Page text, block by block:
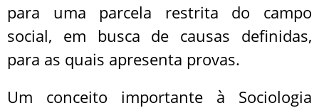
para uma parcela restrita do campo
social, em busca de causas definidas,
para as quais apresenta provas.
Um conceito importante à Sociologia